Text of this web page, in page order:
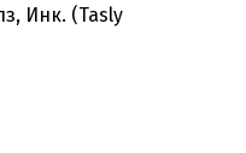
Инк. (Tasly